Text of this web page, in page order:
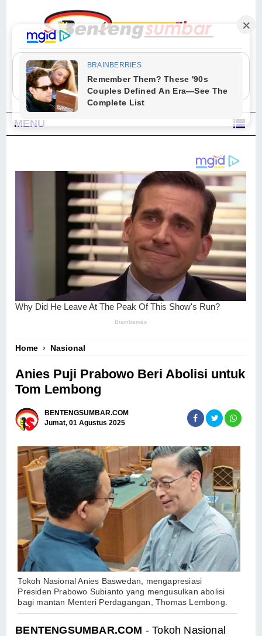
"Sesungguhnya Allah dan para malaikat-Nya berselawat untuk Nabi.
Wahai orang-orang yang beriman, berselawatlah kamu untuk Nabi dan
ucapkanlah salam dengan penuh penghormatan kepadanya." (Qs. Al
Ahzab Ayat 56)
MENU
Home › Nasional
Anies Puji Prabowo Beri Abolisi untuk
Tom Lembong
BENTENGSUMBAR.COM
Jumat, 01 Agustus 2025
Tokoh Nasional Anies Baswedan, mengapresiasi
Presiden Prabowo Subianto yang mengusulkan abolisi
bagi mantan Menteri Perdagangan, Thomas Lembong.
BENTENGSUMBAR.COM - Tokoh Nasional